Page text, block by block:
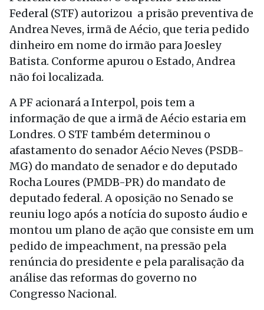
Federal (STF) autorizou a prisão preventiva de
Andrea Neves, irmã de Aécio, que teria pedido
dinheiro em nome do irmão para Joesley
Batista. Conforme apurou o Estado, Andrea
não foi localizada.
A PF acionará a Interpol, pois tem a
informação de que a irmã de Aécio estaria em
Londres. O STF também determinou o
afastamento do senador Aécio Neves (PSDB-
MG) do mandato de senador e do deputado
Rocha Loures (PMDB-PR) do mandato de
deputado federal. A oposição no Senado se
reuniu logo após a notícia do suposto áudio e
montou um plano de ação que consiste em um
pedido de impeachment, na pressão pela
renúncia do presidente e pela paralisação da
análise das reformas do governo no
Congresso Nacional.